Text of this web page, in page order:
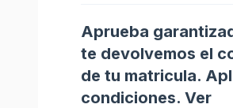
Aprueba
te devolvemos el
de tu matricula.
condiciones. Ver